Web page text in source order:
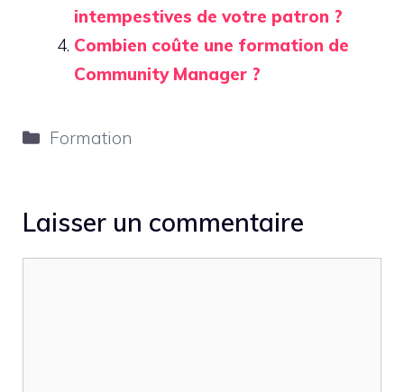
intempestives de votre patron ?
Combien coûte une formation de
Community Manager ?
Catégories
Formation
Laisser un commentaire